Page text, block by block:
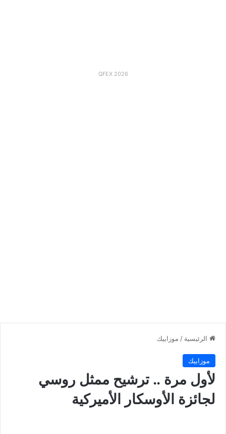
QFEX 2026
الرئيسية / موزاييك
موزاييك
لأول مرة .. ترشيح ممثل روسي
لجائزة الأوسكار الأميركية